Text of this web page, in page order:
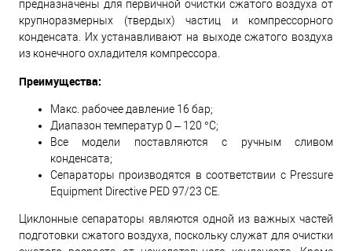
предназначены для первичной очистки сжатого воздуха от
крупноразмерных (твердых) частиц и компрессорного
конденсата. Их устанавливают на выходе сжатого воздуха
из конечного охладителя компрессора.
Преимущества:
Макс. рабочее давление 16 бар;
Диапазон температур 0 – 120 °C;
Все модели поставляются с ручным сливом
конденсата;
Сепараторы производятся в соответствии с Pressure
Equipment Directive PED 97/23 CE.
Циклонные сепараторы являются одной из важных частей
подготовки сжатого воздуха, поскольку служат для очистки